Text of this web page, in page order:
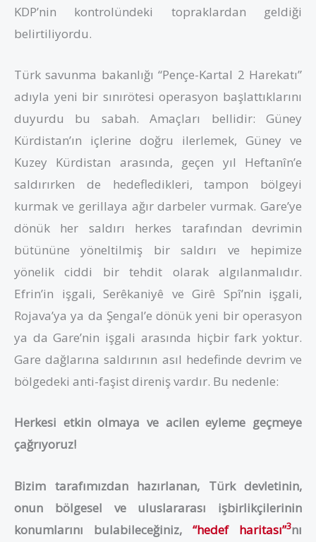
KDP’nin kontrolündeki topraklardan geldiği
belirtiliyordu.
Türk savunma bakanlığı “Pençe-Kartal 2 Harekatı”
adıyla yeni bir sınırötesi operasyon başlattıklarını
duyurdu bu sabah. Amaçları bellidir: Güney
Kürdistan’ın içlerine doğru ilerlemek, Güney ve
Kuzey Kürdistan arasında, geçen yıl Heftanîn’e
saldırırken de hedefledikleri, tampon bölgeyi
kurmak ve gerillaya ağır darbeler vurmak. Gare’ye
dönük her saldırı herkes tarafından devrimin
bütününe yöneltilmiş bir saldırı ve hepimize
yönelik ciddi bir tehdit olarak algılanmalıdır.
Efrin’in işgali, Serêkaniyê ve Girê Spî’nin işgali,
Rojava’ya ya da Şengal’e dönük yeni bir operasyon
ya da Gare’nin işgali arasında hiçbir fark yoktur.
Gare dağlarına saldırının asıl hedefinde devrim ve
bölgedeki anti-faşist direniş vardır. Bu nedenle:
Herkesi etkin olmaya ve acilen eyleme geçmeye
çağrıyoruz!
Bizim tarafımızdan hazırlanan, Türk devletinin,
onun bölgesel ve uluslararası işbirlikçilerinin
konumlarını bulabileceğiniz, “hedef haritası”3nı